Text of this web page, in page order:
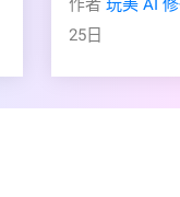
作者玩美 AI
25日